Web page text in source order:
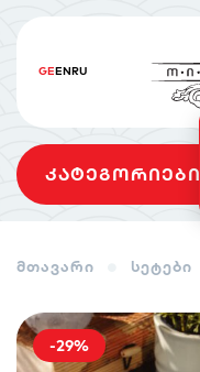
GEENRU
კატეგორიები
მთავარი სეტები
-29%